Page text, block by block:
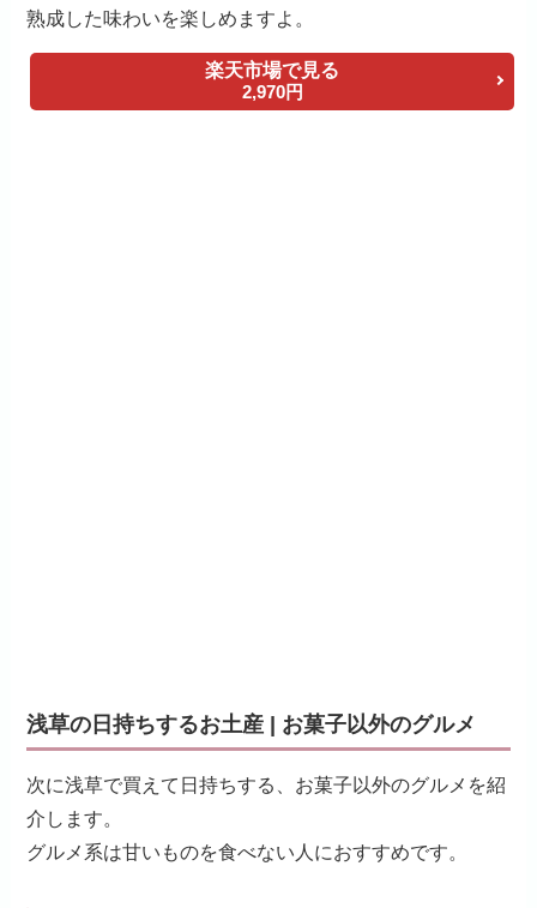
熟成した味わいを楽しめますよ。
楽天市場で見る
2,970円
浅草の日持ちするお土産 | お菓子以外のグルメ
次に浅草で買えて日持ちする、お菓子以外のグルメを紹
介します。
グルメ系は甘いものを食べない人におすすめです。